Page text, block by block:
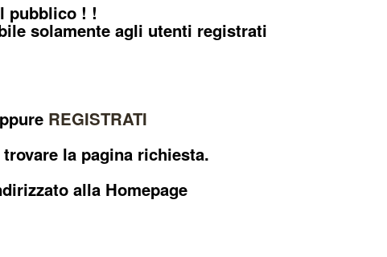
pubblico ! !
solamente agli utenti registrati
REGISTRATI
la pagina richiesta.
alla Homepage